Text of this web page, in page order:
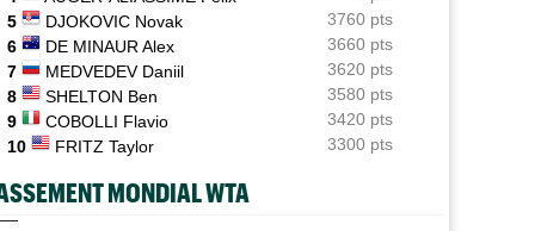
US Open
Le calendrier ATP et WTA jusqu'à l'US Open 2026
05/08
ATP - Montréal
Zverev : "Vous pensez que Djokovic se soucie d’une
prime ?"
Elena Rybakina peut détrôner Aryna Sabalenka à
Toronto
5
DJOKOVIC Novak
3760 pts
6
DE MINAUR Alex
3660 pts
7
MEDVEDEV Daniil
3620 pts
8
SHELTON Ben
3580 pts
9
COBOLLI Flavio
3420 pts
10
FRITZ Taylor 3300 pts
MONDIAL WTA